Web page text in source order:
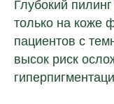
Глубокий
только на коже
пациентов с
высок риск